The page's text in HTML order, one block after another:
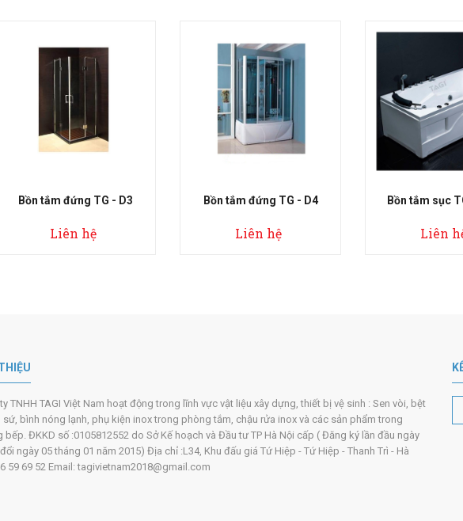
Bồn tắm đứng TG - D4
Liên hệ
Bồn tắm sục TG - 4501
Liên hệ
Bồn tắm
TNHH TAGI Việt Nam hoạt động trong lĩnh vực vật liệu xây dựng, thiết bị vệ sinh : Sen vòi, bệt
sứ, bình nóng lạnh, phụ kiện inox trong phòng tắm, chậu rửa inox và các sản phẩm trong
bếp. ĐKKD số :0105812552 do Sở Kế hoạch và Đầu tư TP Hà Nội cấp ( Đăng ký lần đầu ngày
ngày 05 tháng 01 năm 2015) Địa chỉ :L34, Khu đấu giá Tứ Hiệp - Tứ Hiệp - Thanh Trì - Hà
59 69 52 Email: tagivietnam2018@gmail.com